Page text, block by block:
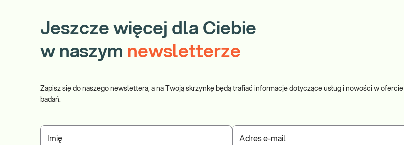
Jeszcze więcej dla Ciebie
w naszym newsletterze
Zapisz się do naszego newslettera, a na Twoją skrzynkę będą trafiać informacje dotyczące usług i nowości w ofercie
badań.
Imię Adres e-mail